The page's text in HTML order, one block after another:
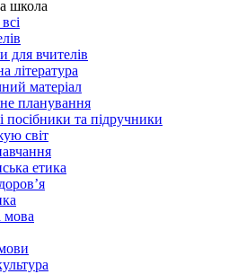
школа
для вчителів
література
матеріал
планування
посібники та підручники
світ
етика
мова